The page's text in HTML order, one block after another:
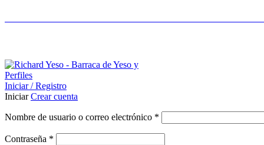
Iniciar / Registro
IniciarCrear cuenta
Nombre de usuario o correo electrónico *
Contraseña *